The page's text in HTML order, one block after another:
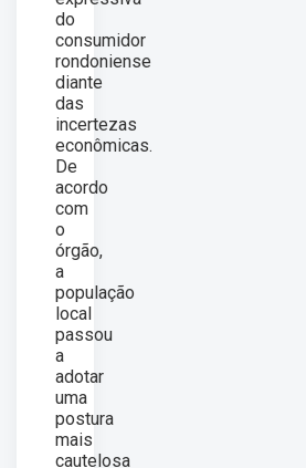
do
consumidor
rondoniense
diante
das
incertezas
econômicas.
De
acordo
com
o
órgão,
a
população
local
passou
a
adotar
uma
postura
mais
cautelosa